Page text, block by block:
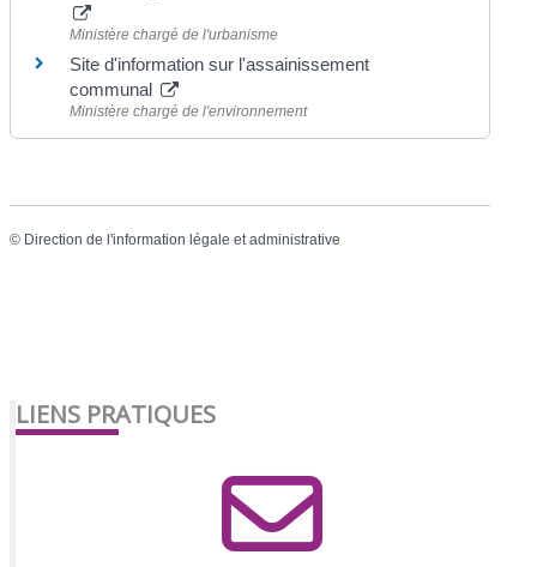
Ministère chargé de l'urbanisme
Site d'information sur l'assainissement
communal
Ministère chargé de l'environnement
© Direction de l'information légale et administrative
LIENS PRATIQUES